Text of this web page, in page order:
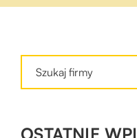
OSTATNIE